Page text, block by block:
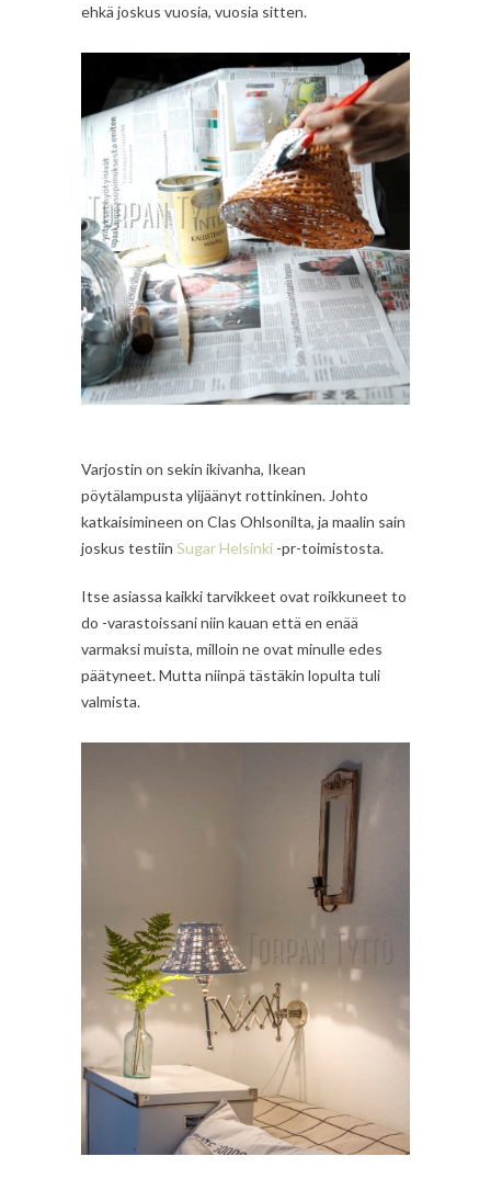
ehkä joskus vuosia, vuosia sitten.
Varjostin on sekin ikivanha, Ikean
pöytälampusta ylijäänyt rottinkinen. Johto
katkaisimineen on Clas Ohlsonilta, ja maalin sain
joskus testiin Sugar Helsinki -pr-toimistosta.
Itse asiassa kaikki tarvikkeet ovat roikkuneet to
do -varastoissani niin kauan että en enää
varmaksi muista, milloin ne ovat minulle edes
päätyneet. Mutta niinpä tästäkin lopulta tuli
valmista.